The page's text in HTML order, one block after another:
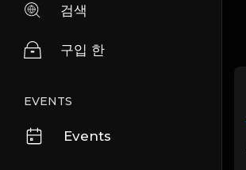
검색
구입 한
EVENTS
Events